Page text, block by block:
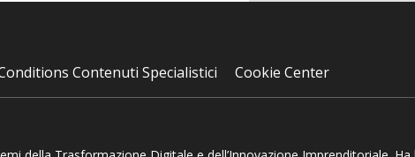
Contenuti Specialistici Cookie Center